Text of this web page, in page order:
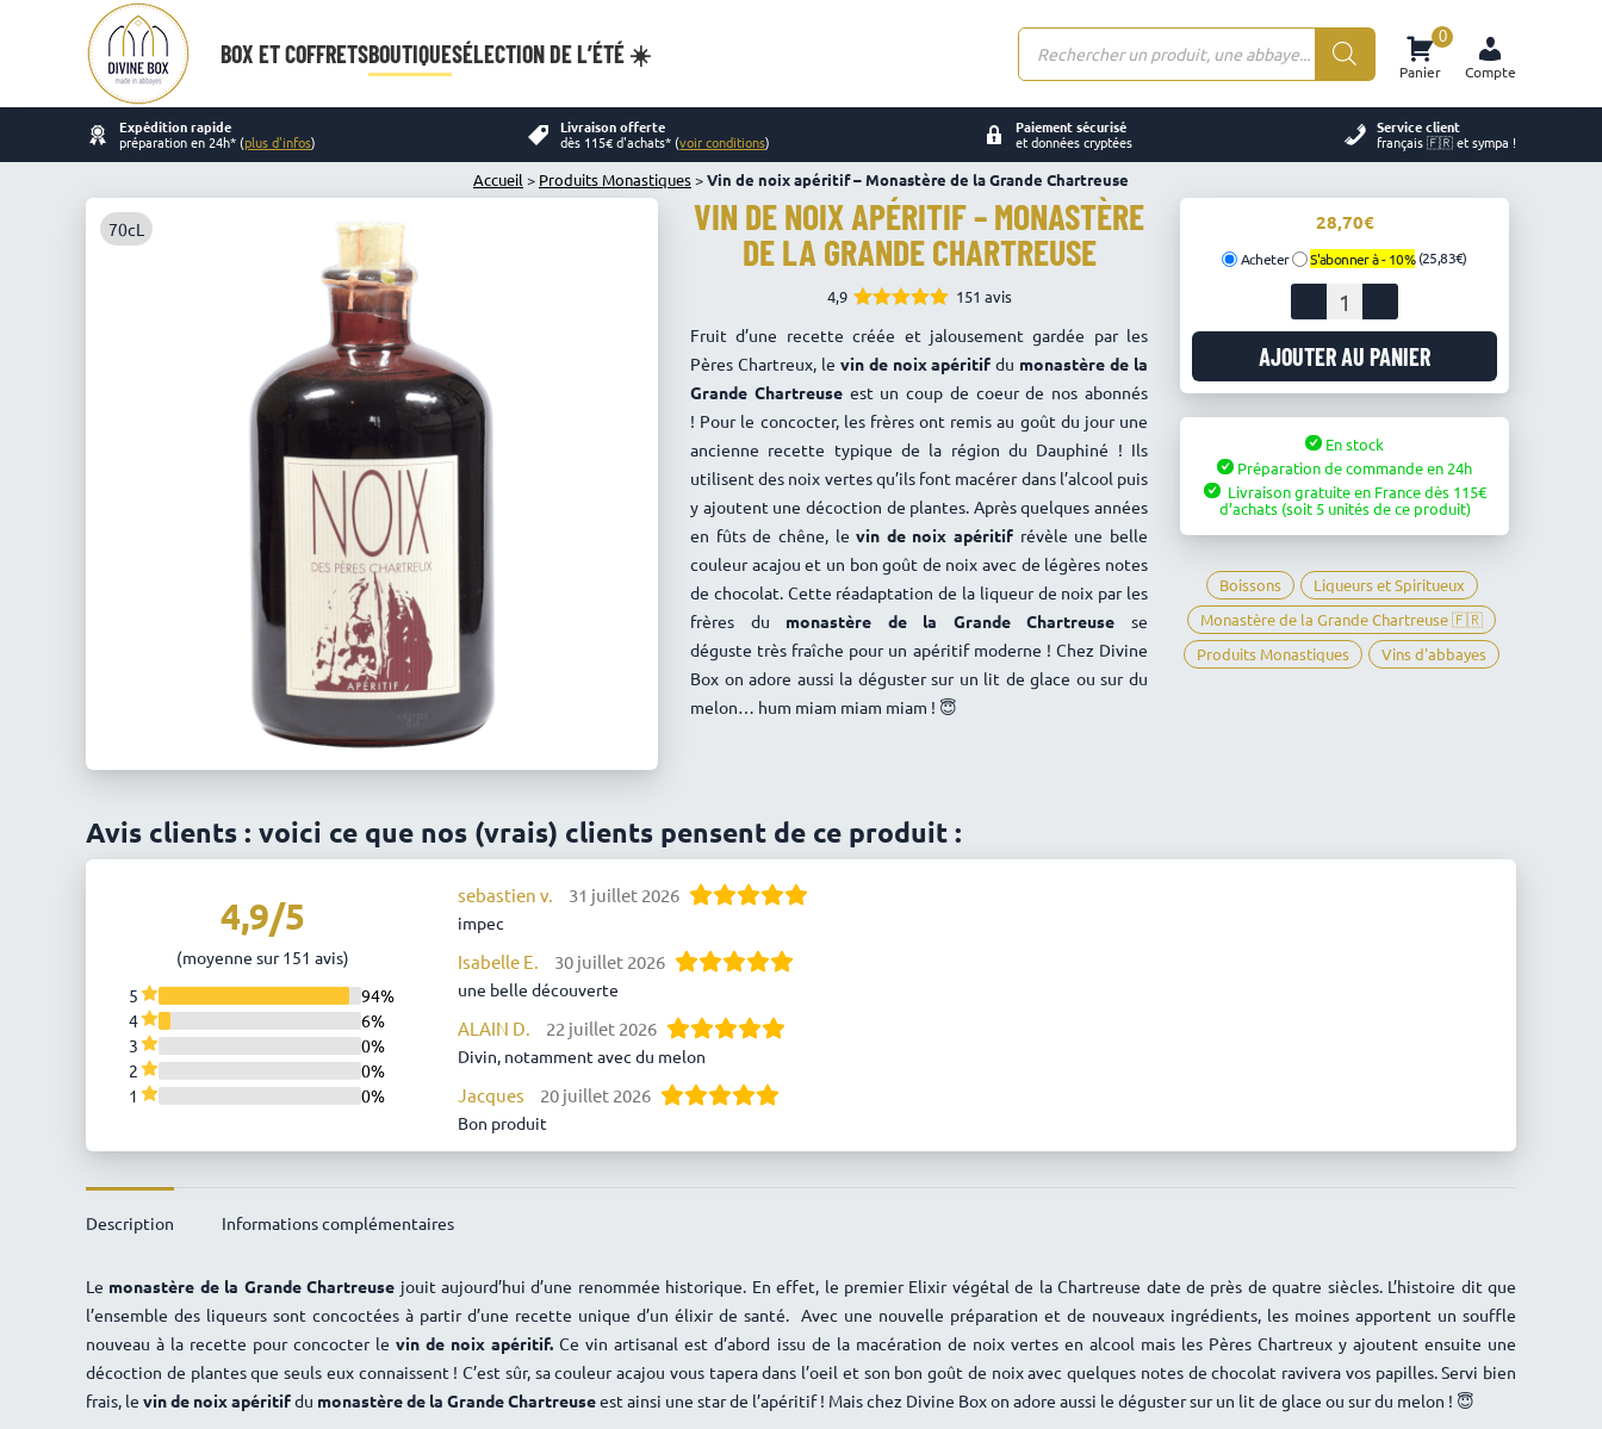
BOX ET COFFRETSBOUTIQUESÉLECTION DE L’ÉTÉ ☀️ Recherche
produits
Panier
0
Compte
Expédition rapide
préparation en 24h* (plus d'infos)
Livraison offerte
dès 115€ d'achats* (voir conditions)
Paiement sécurisé
et données cryptées
Service client
français 🇫🇷 et sympa !
Accueil > Produits Monastiques>Vin de noix apéritif – Monastère de la Grande Chartreuse
70cL
VIN DE NOIX APÉRITIF – MONASTÈRE
DE LA GRANDE CHARTREUSE
4,9
Note
sur 5
151 avis
Fruit d’une recette créée et jalousement gardée par les
Pères Chartreux, le vin de noix apéritif du monastère de la
Grande Chartreuseest un coup de coeur de nos abonnés
! Pour le concocter, les frères ont remis au goût du jour une
ancienne recette typique de la région du Dauphiné ! Ils
utilisent des noix vertes qu’ils font macérer dans l’alcool puis
y ajoutent une décoction de plantes. Après quelques années
en fûts de chêne, levin de noix apéritif révèle une belle
couleur acajou et un bon goût de noix avec de légères notes
de chocolat. Cette réadaptation de la liqueur de noix par les
frères du monastère de la Grande Chartreusese
déguste très fraîche pour un apéritif moderne ! Chez Divine
Box on adore aussi la déguster sur un lit de glace ou sur du
melon… hum miam miam miam ! 😇
28,70
Acheter S'abonner à -10% (25,83€)
quantité
de
Vin
de
noix
apéritif
-
Monastère
de
la
Chartreuse
AJOUTER AU PANIER
En stock
Préparation de commande en 24h
Livraison gratuite en Francedès 115
d’achats (soit 5 unités de ce produit)
Boissons
Liqueurs et Spiritueux
Monastère de la Grande Chartreuse 🇫🇷
Produits Monastiques
Vins d'abbayes
Avis clients : voici ce que nos (vrais) clients pensent de ce produit :
4,9/5
(moyenne sur 151 avis)
5
94%
4
6%
3
0%
2
0%
1
0%
sebastien v. 31 juillet 2026
impec
Isabelle E. 30 juillet 2026
une belle découverte
ALAIN D. 22 juillet 2026
Divin, notamment avec du melon
Jacques 20 juillet 2026
Bon produit
Graziella 30 mai 2026
Excellent
Chantal Lozac’h 7 mai 2026
un délice et un emballage à la hauteur
Description Informations complémentaires
Le monastère de la Grande Chartreuse jouit aujourd’hui d’une renommée historique. En effet, le premier Elixir végétal de la Chartreuse date de près de quatre siècles. L’histoire dit que
l’ensemble des liqueurs sont concoctées à partir d’une recette unique d’un élixir de santé. Avec une nouvelle préparation et de nouveaux ingrédients, les moines apportent un souffle
nouveau à la recette pour concocter levin de noix apéritif.Ce vin artisanal est d’abord issu de la macération de noix vertes en alcool mais les Pères Chartreux y ajoutent ensuite une
décoction de plantes que seuls eux connaissent ! C’est sûr, sa couleur acajou vous tapera dans l’oeil et son bon goût de noix avec quelques notes de chocolat ravivera vos papilles. Servi bien
frais, le vin de noix apéritifdu monastère de la Grande Chartreuseest ainsi une star de l’apéritif ! Maischez Divine Box on adore aussi le déguster sur un lit de glace ou sur du melon ! 😇